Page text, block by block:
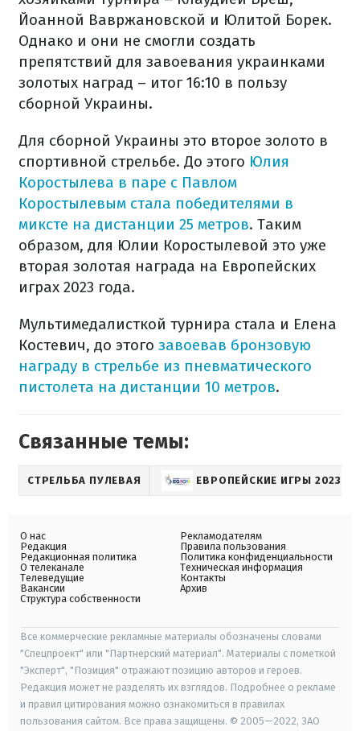
Йоанной Вавржановской и Юлитой Борек.
Однако и они не смогли создать
препятствий для завоевания украинками
золотых наград – итог 16:10 в пользу
сборной Украины.
Для сборной Украины это второе золото в
спортивной стрельбе. До этого Юлия
Коростылева в паре с Павлом
Коростылевым стала победителями в
миксте на дистанции 25 метров. Таким
образом, для Юлии Коростылевой это уже
вторая золотая награда на Европейских
играх 2023 года.
Мультимедалисткой турнира стала и Елена
Костевич, до этого завоевав бронзовую
награду в стрельбе из пневматического
пистолета на дистанции 10 метров.
Связанные темы:
СТРЕЛЬБА ПУЛЕВАЯ ЕВРОПЕЙСКИЕ ИГРЫ 2023
О нас
Редакция
Редакционная политика
О телеканале
Телеведущие
Вакансии
Структура собственности
Рекламодателям
Правила пользования
Политика конфиденциальности
Техническая информация
Контакты
Архив
Все коммерческие рекламные материалы обозначены словами
"Спецпроект" или "Партнерский материал". Материалы с пометкой
"Эксперт", "Позиция" отражают позицию авторов и героев.
Редакция может не разделять их взглядов. Подробнее о рекламе
и правил цитирования можно ознакомиться в правилах
пользования сайтом. Все права защищены. © 2005—2022, ЗАО